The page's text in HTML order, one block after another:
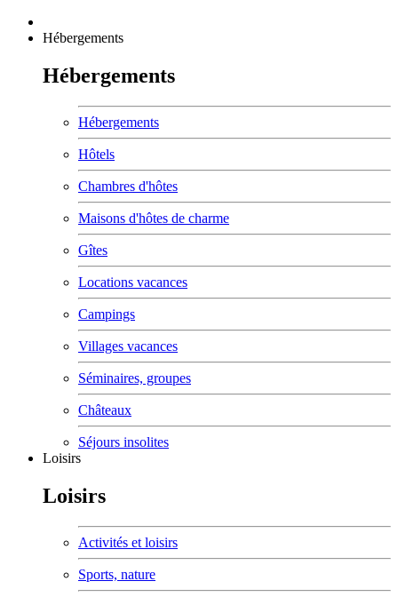
Hébergements
Hébergements
Hébergements
Hôtels
Chambres d'hôtes
Maisons d'hôtes de charme
Gîtes
Locations vacances
Campings
Villages vacances
Séminaires, groupes
Châteaux
Séjours insolites
Loisirs
Loisirs
Activités et loisirs
Sports, nature